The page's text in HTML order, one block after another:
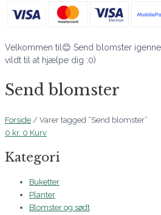
Velkommen til😊 Send blomster
vildt til at hjælpe dig :0)
Send blomster
Forside / Varer tagged “Send blomster”
0 kr. 0 Kurv
Kategori
Buketter
Planter
Blomster og sødt